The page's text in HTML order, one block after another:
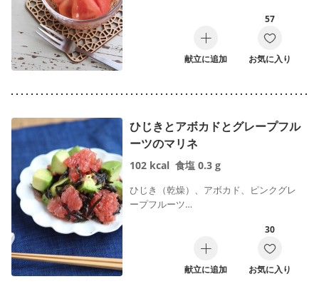
献立に追加
57
お気に入り
ひじきとアボカドとグレープフル
ーツのマリネ
102 kcal 食塩 0.3 g
ひじき（乾燥）、アボカド、ピンクグレ
ープフルーツ…
献立に追加
30
お気に入り